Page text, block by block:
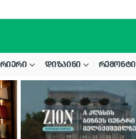
ᲓᲘᲖᲐᲘᲜᲘ ᲠᲔᲛᲝᲜᲢᲘ